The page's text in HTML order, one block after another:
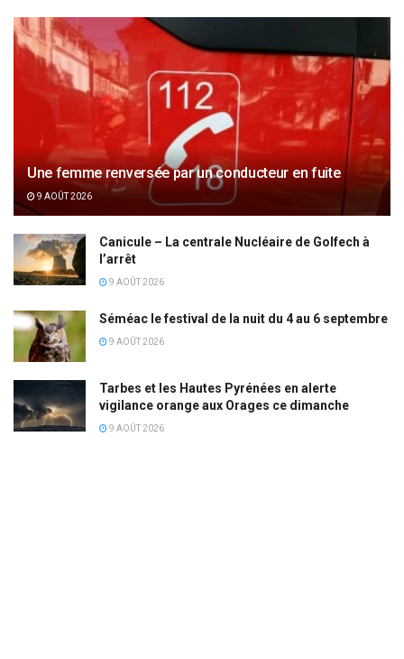
Une femme renversée par un conducteur en fuite
9 AOÛT 2026
Canicule – La centrale Nucléaire de Golfech à
l’arrêt
9 AOÛT 2026
Séméac le festival de la nuit du 4 au 6 septembre
9 AOÛT 2026
Tarbes et les Hautes Pyrénées en alerte
vigilance orange aux Orages ce dimanche
9 AOÛT 2026